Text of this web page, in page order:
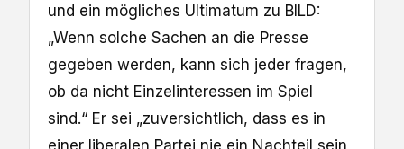
und ein mögliches Ultimatum zu BILD:
„Wenn solche Sachen an die Presse
gegeben werden, kann sich jeder fragen,
ob da nicht Einzelinteressen im Spiel
sind.“ Er sei „zuversichtlich, dass es in
einer liberalen Partei nie ein Nachteil sein